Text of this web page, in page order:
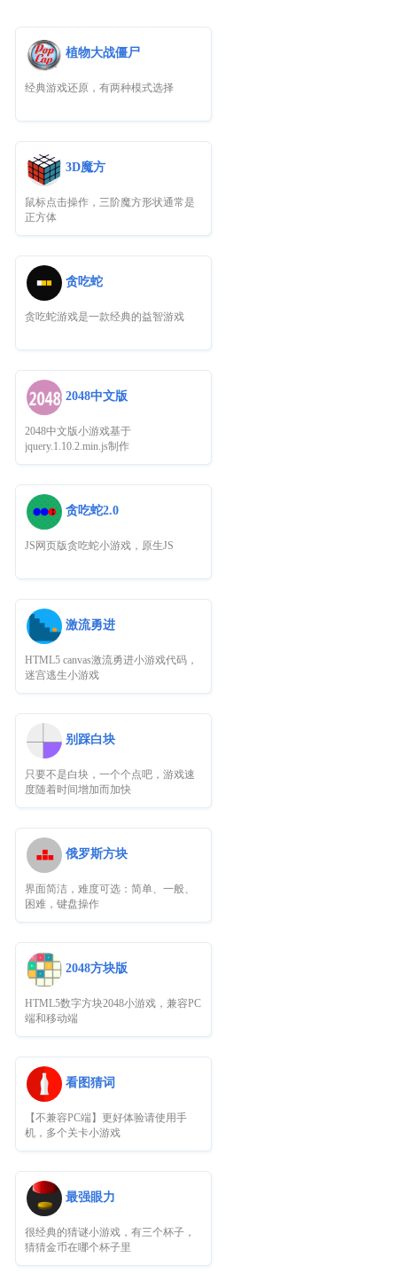
植物大战僵尸
经典游戏还原，有两种模式选择
3D魔方
鼠标点击操作，三阶魔方形状通常是
正方体
贪吃蛇
贪吃蛇游戏是一款经典的益智游戏
2048中文版
2048中文版小游戏基于
jquery.1.10.2.min.js制作
贪吃蛇2.0
JS网页版贪吃蛇小游戏，原生JS
激流勇进
HTML5 canvas激流勇进小游戏代码，
迷宫逃生小游戏
别踩白块
只要不是白块，一个个点吧，游戏速
度随着时间增加而加快
俄罗斯方块
界面简洁，难度可选：简单、一般、
困难，键盘操作
2048方块版
HTML5数字方块2048小游戏，兼容PC
端和移动端
看图猜词
【不兼容PC端】更好体验请使用手
机，多个关卡小游戏
最强眼力
很经典的猜谜小游戏，有三个杯子，
猜猜金币在哪个杯子里